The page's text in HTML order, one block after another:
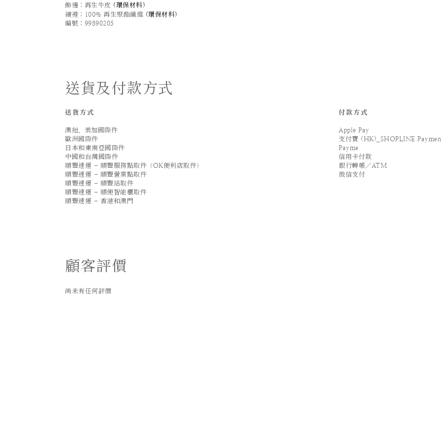
飾邊：再生牛皮 (環保材料)
襯裡：100% 再生聚酯纖維 (環保材料)
編號：99890205
送貨及付款方式
送貨方式
澳紐、美加國際件
歐洲國際件
日本和東南亞國際件
中國和台灣國際件
順豐速運 - 順豐服務點取件（OK便利店取件）
順豐速運 - 順豐營業點取件
順豐速運 - 順豐站取件
順豐速運 - 順便智能櫃取件
順豐速運 - 香港和澳門
付款方式
Apple Pay
支付寶 (HK)_SHOPLINE
Payme
信用卡付款
銀行轉帳／ATM
微信支付
顧客評價
尚未有任何評價